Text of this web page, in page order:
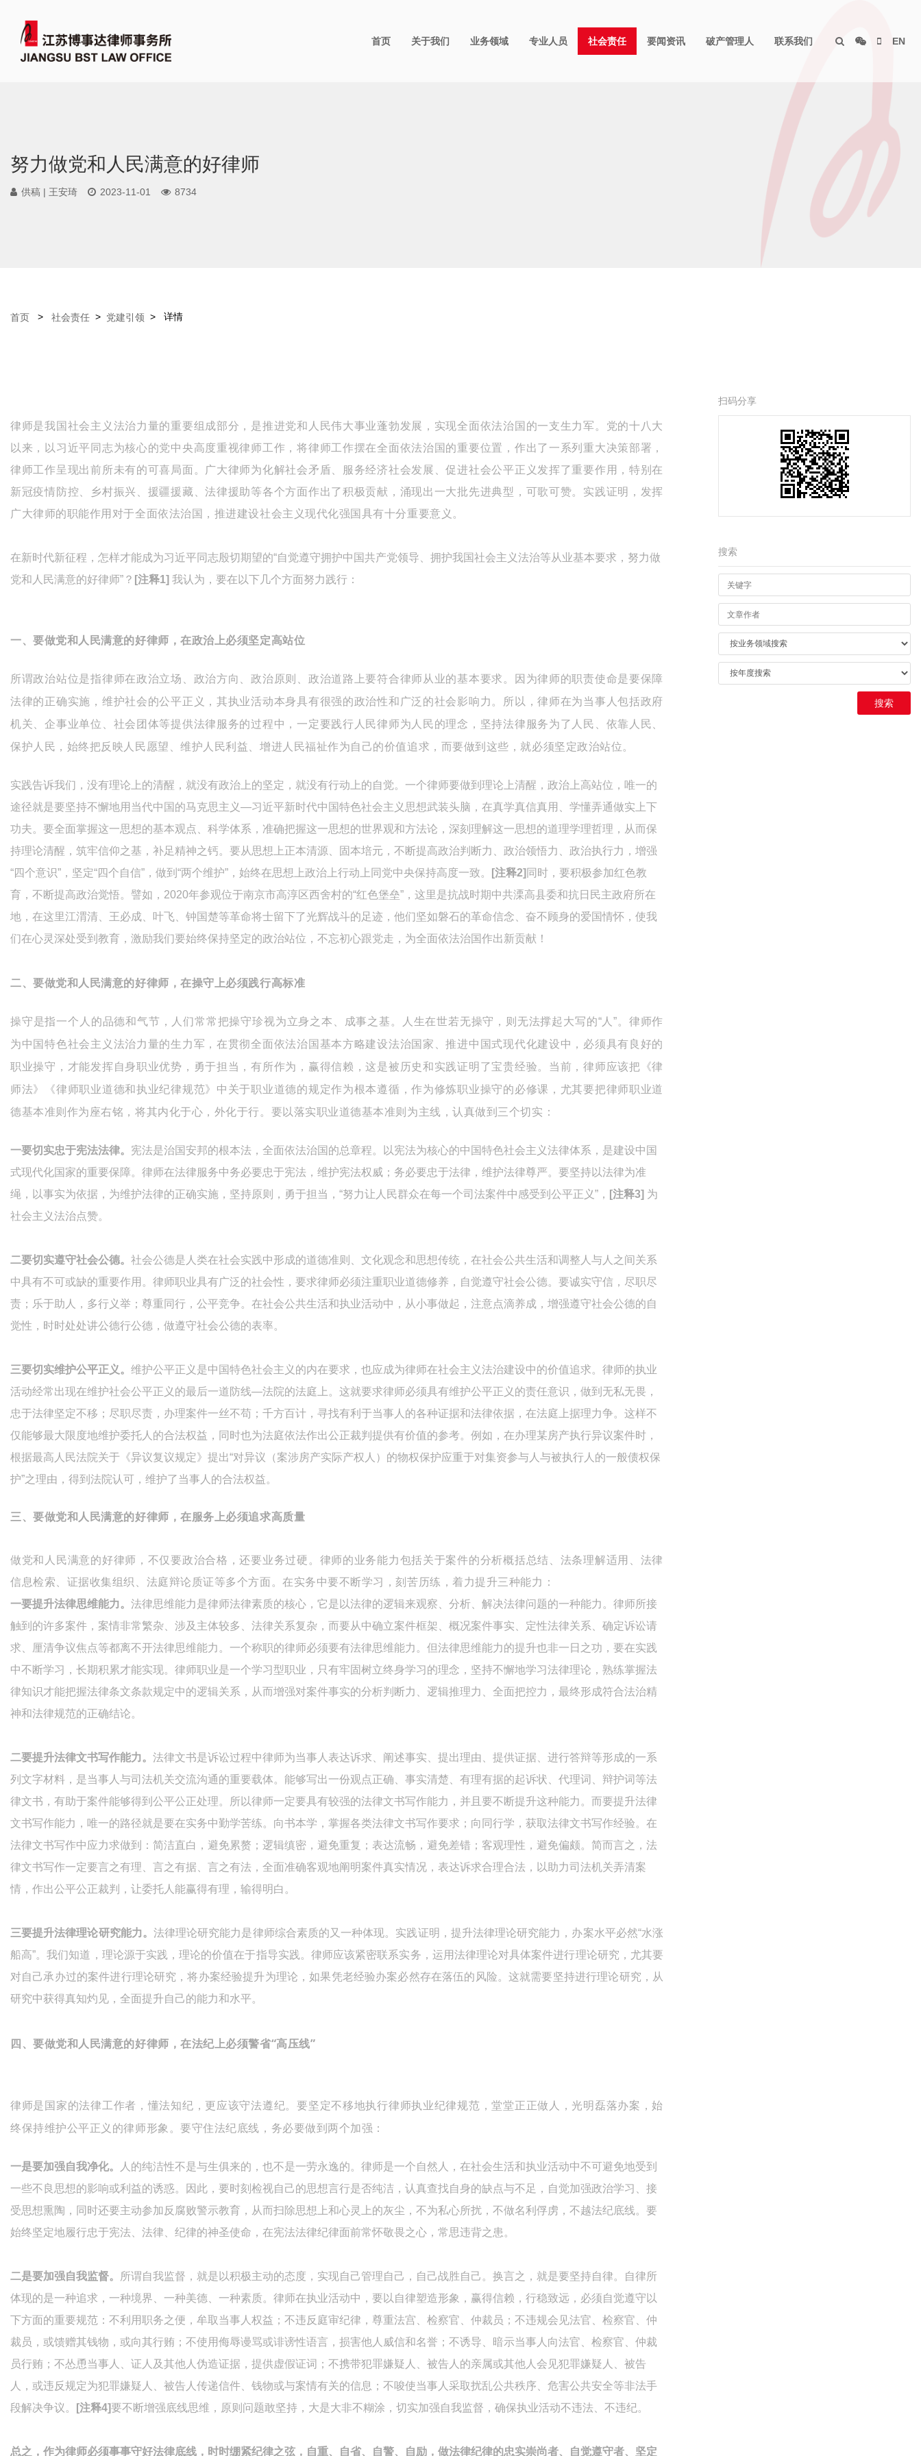
首页 关于我们 业务领域 专业人员 社会责任 要闻资讯 破产管理人 联系我们 EN
努力做党和人民满意的好律师
供稿 | 王安琦 2023-11-01 8734
首页 > 社会责任 > 党建引领 > 详情
律师是我国社会主义法治力量的重要组成部分，是推进党和人民伟大事业蓬勃发展，实现全面依法治国的一支生力军。党的十八大
以来，以习近平同志为核心的党中央高度重视律师工作，将律师工作摆在全面依法治国的重要位置，作出了一系列重大决策部署，
律师工作呈现出前所未有的可喜局面。广大律师为化解社会矛盾、服务经济社会发展、促进社会公平正义发挥了重要作用，特别在
新冠疫情防控、乡村振兴、援疆援藏、法律援助等各个方面作出了积极贡献，涌现出一大批先进典型，可歌可赞。实践证明，发挥
广大律师的职能作用对于全面依法治国，推进建设社会主义现代化强国具有十分重要意义。
在新时代新征程，怎样才能成为习近平同志殷切期望的“自觉遵守拥护中国共产党领导、拥护我国社会主义法治等从业基本要求，努力做
党和人民满意的好律师”？ [注释1] 我认为，要在以下几个方面努力践行：
一、要做党和人民满意的好律师，在政治上必须坚定高站位
所谓政治站位是指律师在政治立场、政治方向、政治原则、政治道路上要符合律师从业的基本要求。因为律师的职责使命是要保障
法律的正确实施，维护社会的公平正义，其执业活动本身具有很强的政治性和广泛的社会影响力。所以，律师在为当事人包括政府
机关、企事业单位、社会团体等提供法律服务的过程中，一定要践行人民律师为人民的理念，坚持法律服务为了人民、依靠人民、
保护人民，始终把反映人民愿望、维护人民利益、增进人民福祉作为自己的价值追求，而要做到这些，就必须坚定政治站位。
实践告诉我们，没有理论上的清醒，就没有政治上的坚定，就没有行动上的自觉。一个律师要做到理论上清醒，政治上高站位，唯一的
途径就是要坚持不懈地用当代中国的马克思主义—习近平新时代中国特色社会主义思想武装头脑，在真学真信真用、学懂弄通做实上下
功夫。要全面掌握这一思想的基本观点、科学体系，准确把握这一思想的世界观和方法论，深刻理解这一思想的道理学理哲理，从而保
持理论清醒，筑牢信仰之基，补足精神之钙。要从思想上正本清源、固本培元，不断提高政治判断力、政治领悟力、政治执行力，增强
“四个意识”，坚定“四个自信”，做到“两个维护”，始终在思想上政治上行动上同党中央保持高度一致。
[注释2] 同时，要积极参加红色教
育，不断提高政治觉悟。譬如，2020年参观位于南京市高淳区西舍村的“红色堡垒”，这里是抗战时期中共溧高县委和抗日民主政府所在
地，在这里江渭清、王必成、叶飞、钟国楚等革命将士留下了光辉战斗的足迹，他们坚如磐石的革命信念、奋不顾身的爱国情怀，使我
们在心灵深处受到教育，激励我们要始终保持坚定的政治站位，不忘初心跟党走，为全面依法治国作出新贡献！
二、要做党和人民满意的好律师，在操守上必须践行高标准
操守是指一个人的品德和气节，人们常常把操守珍视为立身之本、成事之基。人生在世若无操守，则无法撑起大写的“人”。律师作
为中国特色社会主义法治力量的生力军，在贯彻全面依法治国基本方略建设法治国家、推进中国式现代化建设中，必须具有良好的
职业操守，才能发挥自身职业优势，勇于担当，有所作为，赢得信赖，这是被历史和实践证明了宝贵经验。当前，律师应该把《律
师法》《律师职业道德和执业纪律规范》中关于职业道德的规定作为根本遵循，作为修炼职业操守的必修课，尤其要把律师职业道
德基本准则作为座右铭，将其内化于心，外化于行。要以落实职业道德基本准则为主线，认真做到三个切实：
一要切实忠于宪法法律。 宪法是治国安邦的根本法，全面依法治国的总章程。以宪法为核心的中国特色社会主义法律体系，是建设中国
式现代化国家的重要保障。律师在法律服务中务必要忠于宪法，维护宪法权威；务必要忠于法律，维护法律尊严。要坚持以法律为准
绳，以事实为依据，为维护法律的正确实施，坚持原则，勇于担当，“努力让人民群众在每一个司法案件中感受到公平正义”， [注释3] 为
社会主义法治点赞。
二要切实遵守社会公德。 社会公德是人类在社会实践中形成的道德准则、文化观念和思想传统，在社会公共生活和调整人与人之间关系
中具有不可或缺的重要作用。律师职业具有广泛的社会性，要求律师必须注重职业道德修养，自觉遵守社会公德。要诚实守信，尽职尽
责；乐于助人，多行义举；尊重同行，公平竞争。在社会公共生活和执业活动中，从小事做起，注意点滴养成，增强遵守社会公德的自
觉性，时时处处讲公德行公德，做遵守社会公德的表率。
三要切实维护公平正义。 维护公平正义是中国特色社会主义的内在要求，也应成为律师在社会主义法治建设中的价值追求。律师的执业
活动经常出现在维护社会公平正义的最后一道防线—法院的法庭上。这就要求律师必须具有维护公平正义的责任意识，做到无私无畏，
忠于法律坚定不移；尽职尽责，办理案件一丝不苟；千方百计，寻找有利于当事人的各种证据和法律依据，在法庭上据理力争。这样不
仅能够最大限度地维护委托人的合法权益，同时也为法庭依法作出公正裁判提供有价值的参考。例如，在办理某房产执行异议案件时，
根据最高人民法院关于《异议复议规定》提出“对异议（案涉房产实际产权人）的物权保护应重于对集资参与人与被执行人的一般债权保
护”之理由，得到法院认可，维护了当事人的合法权益。
三、要做党和人民满意的好律师，在服务上必须追求高质量
做党和人民满意的好律师，不仅要政治合格，还要业务过硬。律师的业务能力包括关于案件的分析概括总结、法条理解适用、法律
信息检索、证据收集组织、法庭辩论质证等多个方面。在实务中要不断学习，刻苦历练，着力提升三种能力：
一要提升法律思维能力。 法律思维能力是律师法律素质的核心，它是以法律的逻辑来观察、分析、解决法律问题的一种能力。律师所接
触到的许多案件，案情非常繁杂、涉及主体较多、法律关系复杂，而要从中确立案件框架、概况案件事实、定性法律关系、确定诉讼请
求、厘清争议焦点等都离不开法律思维能力。一个称职的律师必须要有法律思维能力。但法律思维能力的提升也非一日之功，要在实践
中不断学习，长期积累才能实现。律师职业是一个学习型职业，只有牢固树立终身学习的理念，坚持不懈地学习法律理论，熟练掌握法
律知识才能把握法律条文条款规定中的逻辑关系，从而增强对案件事实的分析判断力、逻辑推理力、全面把控力，最终形成符合法治精
神和法律规范的正确结论。
二要提升法律文书写作能力。 法律文书是诉讼过程中律师为当事人表达诉求、阐述事实、提出理由、提供证据、进行答辩等形成的一系
列文字材料，是当事人与司法机关交流沟通的重要载体。能够写出一份观点正确、事实清楚、有理有据的起诉状、代理词、辩护词等法
律文书，有助于案件能够得到公平公正处理。所以律师一定要具有较强的法律文书写作能力，并且要不断提升这种能力。而要提升法律
文书写作能力，唯一的路径就是要在实务中勤学苦练。向书本学，掌握各类法律文书写作要求；向同行学，获取法律文书写作经验。在
法律文书写作中应力求做到：简洁直白，避免累赘；逻辑缜密，避免重复；表达流畅，避免差错；客观理性，避免偏颇。简而言之，法
律文书写作一定要言之有理、言之有据、言之有法，全面准确客观地阐明案件真实情况，表达诉求合理合法，以助力司法机关弄清案
情，作出公平公正裁判，让委托人能赢得有理，输得明白。
三要提升法律理论研究能力。 法律理论研究能力是律师综合素质的又一种体现。实践证明，提升法律理论研究能力，办案水平必然“水涨
船高”。我们知道，理论源于实践，理论的价值在于指导实践。律师应该紧密联系实务，运用法律理论对具体案件进行理论研究，尤其要
对自己承办过的案件进行理论研究，将办案经验提升为理论，如果凭老经验办案必然存在落伍的风险。这就需要坚持进行理论研究，从
研究中获得真知灼见，全面提升自己的能力和水平。
四、要做党和人民满意的好律师，在法纪上必须警省“高压线”
律师是国家的法律工作者，懂法知纪，更应该守法遵纪。要坚定不移地执行律师执业纪律规范，堂堂正正做人，光明磊落办案，始
终保持维护公平正义的律师形象。要守住法纪底线，务必要做到两个加强：
一是要加强自我净化。
人的纯洁性不是与生俱来的，也不是一劳永逸的。律师是一个自然人，在社会生活和执业活动中不可避免地受到
一些不良思想的影响或利益的诱惑。因此，要时刻检视自己的思想言行是否纯洁，认真查找自身的缺点与不足，自觉加强政治学习、接
受思想熏陶，同时还要主动参加反腐败警示教育，从而扫除思想上和心灵上的灰尘，不为私心所扰，不做名利俘虏，不越法纪底线。要
始终坚定地履行忠于宪法、法律、纪律的神圣使命，在宪法法律纪律面前常怀敬畏之心，常思违背之患。
二是要加强自我监督。
所谓自我监督，就是以积极主动的态度，实现自己管理自己，自己战胜自己。换言之，就是要坚持自律。自律所
体现的是一种追求，一种境界、一种美德、一种素质。律师在执业活动中，要以自律塑造形象，赢得信赖，行稳致远，必须自觉遵守以
下方面的重要规范：不利用职务之便，牟取当事人权益；不违反庭审纪律，尊重法宫、检察官、仲裁员；不违规会见法官、检察官、仲
裁员，或馈赠其钱物，或向其行贿；不使用侮辱谩骂或诽谤性语言，损害他人威信和名誉；不诱导、暗示当事人向法官、检察官、仲裁
员行贿；不怂恿当事人、证人及其他人伪造证据，提供虚假证词；不携带犯罪嫌疑人、被告人的亲属或其他人会见犯罪嫌疑人、被告
人，或违反规定为犯罪嫌疑人、被告人传递信件、钱物或与案情有关的信息；不唆使当事人采取扰乱公共秩序、危害公共安全等非法手
段解决争议。
[注释4]要不断增强底线思维，原则问题敢坚持，大是大非不糊涂，切实加强自我监督，确保执业活动不违法、不违纪。
总之，作为律师必须事事守好法律底线，时时绷紧纪律之弦，自重、自省、自警、自励，做法律纪律的忠实崇尚者、自觉遵守者、坚定
扫码分享
搜索